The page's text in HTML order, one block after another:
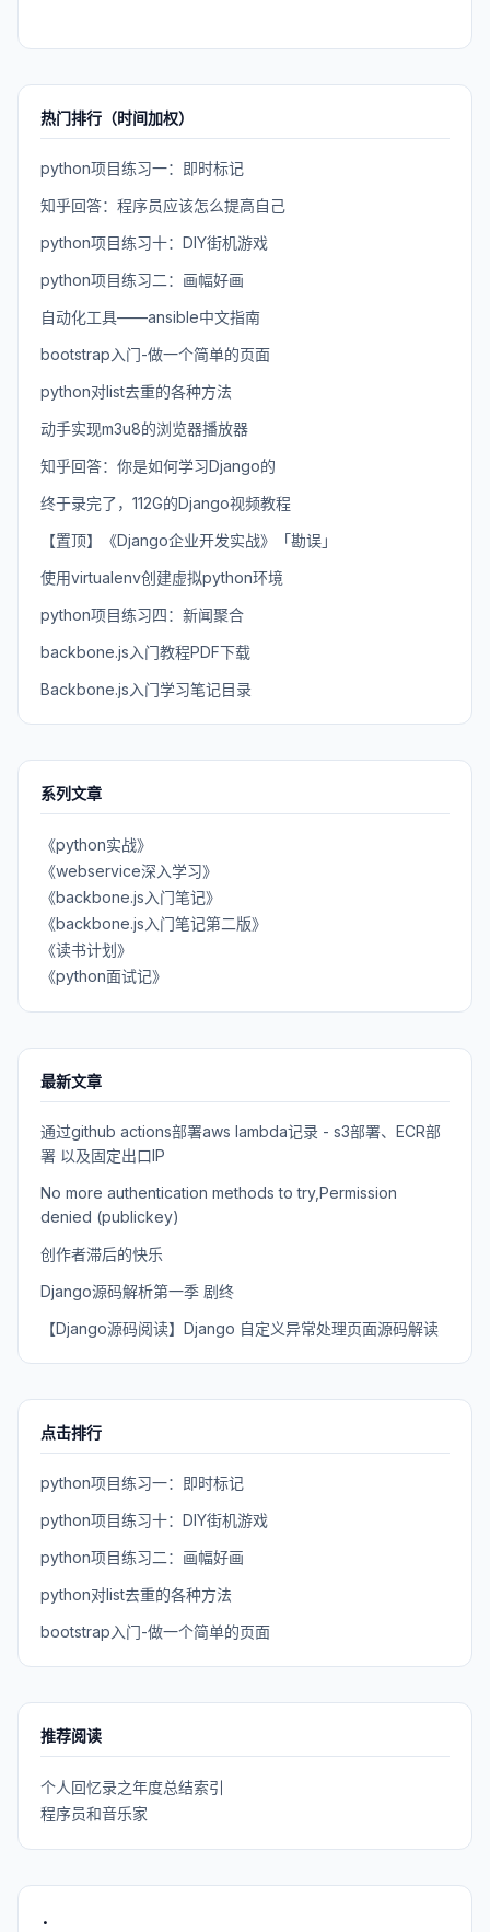
热门排行（时间加权）
python项目练习一：即时标记
知乎回答：程序员应该怎么提高自己
python项目练习十：DIY街机游戏
python项目练习二：画幅好画
自动化工具——ansible中文指南
bootstrap入门-做一个简单的页面
python对list去重的各种方法
动手实现m3u8的浏览器播放器
知乎回答：你是如何学习Django的
终于录完了，112G的Django视频教程
【置顶】《Django企业开发实战》「勘误」
使用virtualenv创建虚拟python环境
python项目练习四：新闻聚合
backbone.js入门教程PDF下载
Backbone.js入门学习笔记目录
系列文章
《python实战》
《webservice深入学习》
《backbone.js入门笔记》
《backbone.js入门笔记第二版》
《读书计划》
《python面试记》
最新文章
通过github actions部署aws lambda记录 - s3部署、ECR部
署 以及固定出口IP
No more authentication methods to try,Permission
denied (publickey)
创作者滞后的快乐
Django源码解析第一季 剧终
【Django源码阅读】Django 自定义异常处理页面源码解读
点击排行
python项目练习一：即时标记
python项目练习十：DIY街机游戏
python项目练习二：画幅好画
python对list去重的各种方法
bootstrap入门-做一个简单的页面
推荐阅读
个人回忆录之年度总结索引
程序员和音乐家
.